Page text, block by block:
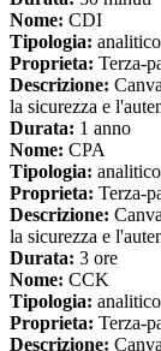
Nome: CDI
Tipologia: analitico
Proprieta: Terza-
Descrizione:
la sicurezza e
Durata: 1 anno
Nome: CPA
Tipologia: analitico
Proprieta: Terza-
Descrizione:
la sicurezza e
Durata: 3 ore
Nome: CCK
Tipologia: analitico
Proprieta: Terza-
Descrizione: